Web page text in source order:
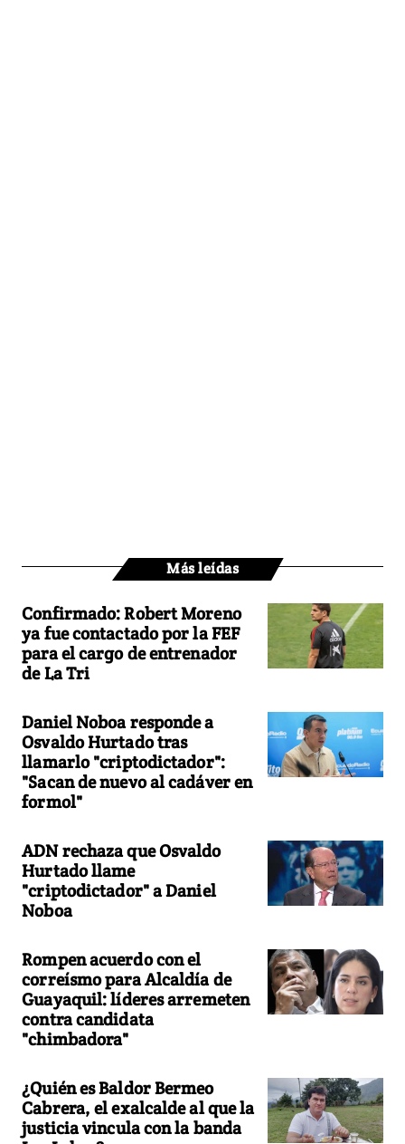
Más leídas
Confirmado: Robert Moreno
ya fue contactado por la FEF
para el cargo de entrenador
de La Tri
Daniel Noboa responde a
Osvaldo Hurtado tras
llamarlo "criptodictador":
"Sacan de nuevo al cadáver en
formol"
ADN rechaza que Osvaldo
Hurtado llame
"criptodictador" a Daniel
Noboa
Rompen acuerdo con el
correísmo para Alcaldía de
Guayaquil: líderes arremeten
contra candidata
"chimbadora"
¿Quién es Baldor Bermeo
Cabrera, el exalcalde al que la
justicia vincula con la banda